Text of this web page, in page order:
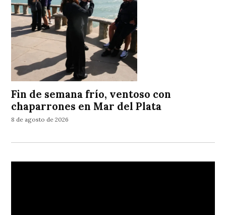
Fin de semana frío, ventoso con
chaparrones en Mar del Plata
8 de agosto de 2026